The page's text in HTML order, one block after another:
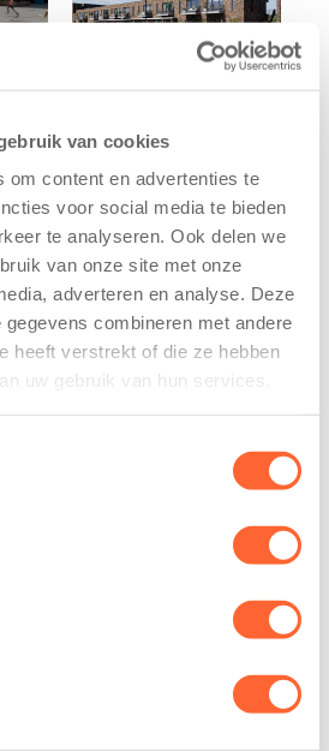
van cookies
om content en advertenties te
voor social media te bieden
te analyseren. Ook delen we
van onze site met onze
adverteren en analyse. Deze
combineren met andere
heeft verstrekt of die ze hebben
uw gebruik van hun services.
Kids First
tekent
koopcontract
voor nieuw
kindcentrum in
wijk Wiarda in
Leeuwarden
11 juni 2026
Leeuwarden –
belangrijke stap
de wijk Wiarda in
Leeuwarden Zuid.